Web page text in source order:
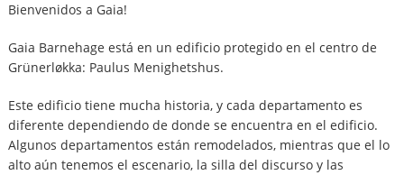
Bienvenidos a Gaia!
Gaia Barnehage está en un edificio protegido en el centro de
Grünerløkka: Paulus Menighetshus.
Este edificio tiene mucha historia, y cada departamento es
diferente dependiendo de donde se encuentra en el edificio.
Algunos departamentos están remodelados, mientras que el lo
alto aún tenemos el escenario, la silla del discurso y las